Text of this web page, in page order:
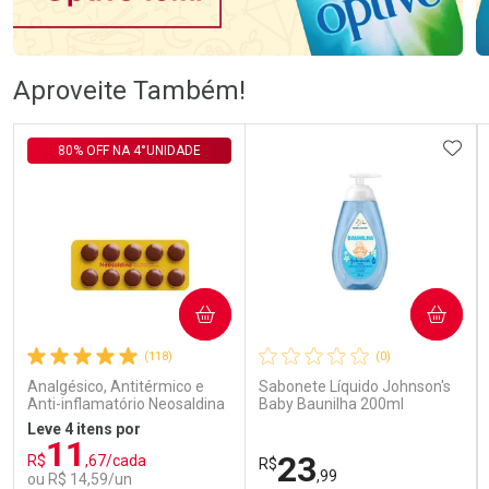
Comprar sem Desconto
Por R$ 76,78/cada
Comprar sem Desconto
Por R$ 76,78/cada
Comprar sem Desconto
Comprar sem Desconto
Aproveite Também!
(118)
Analgésico, Antitérmico e
Anti-inflamatório Neosaldina
30mg + 300mg + 30mg 10
Drágeas
80% OFF NA 4°UNIDADE
Leve 4 itens por
R$11 ,67/cada
ou R$ 14,59/un
COMPRAR
(0)
Sabonete Líquido Johnson's
Baby Baunilha 200ml
R$23,99
COMPRAR